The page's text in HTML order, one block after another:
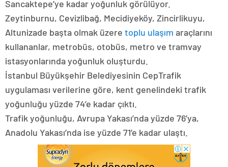
Sancaktepe’ye kadar yoğunluk görülüyor.
Zeytinburnu, Cevizlibağ, Mecidiyeköy, Zincirlikuyu,
Altunizade başta olmak üzere toplu ulaşım araçlarını
kullananlar, metrobüs, otobüs, metro ve tramvay
istasyonlarında yoğunluk oluşturdu.
İstanbul Büyükşehir Belediyesinin CepTrafik
uygulaması verilerine göre, kent genelindeki trafik
yoğunluğu yüzde 74’e kadar çıktı.
Trafik yoğunluğu, Avrupa Yakası’nda yüzde 76’ya,
Anadolu Yakası’nda ise yüzde 71’e kadar ulaştı.